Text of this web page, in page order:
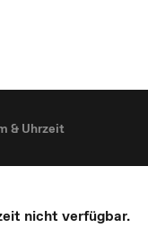
& Uhrzeit
nicht verfügbar.